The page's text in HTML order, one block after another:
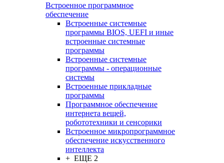
Встроенное программное
обеспечение
Встроенные системные
программы BIOS, UEFI и иные
встроенные системные
программы
Встроенные системные
программы - операционные
системы
Встроенные прикладные
программы
Программное обеспечение
интернета вещей,
робототехники и сенсорики
Встроенное микропрограммное
обеспечение искусственного
интеллекта
+ ЕЩЕ 2